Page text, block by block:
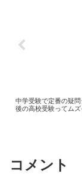
中学受験で定番の疑
後の高校受験ってム
コメント